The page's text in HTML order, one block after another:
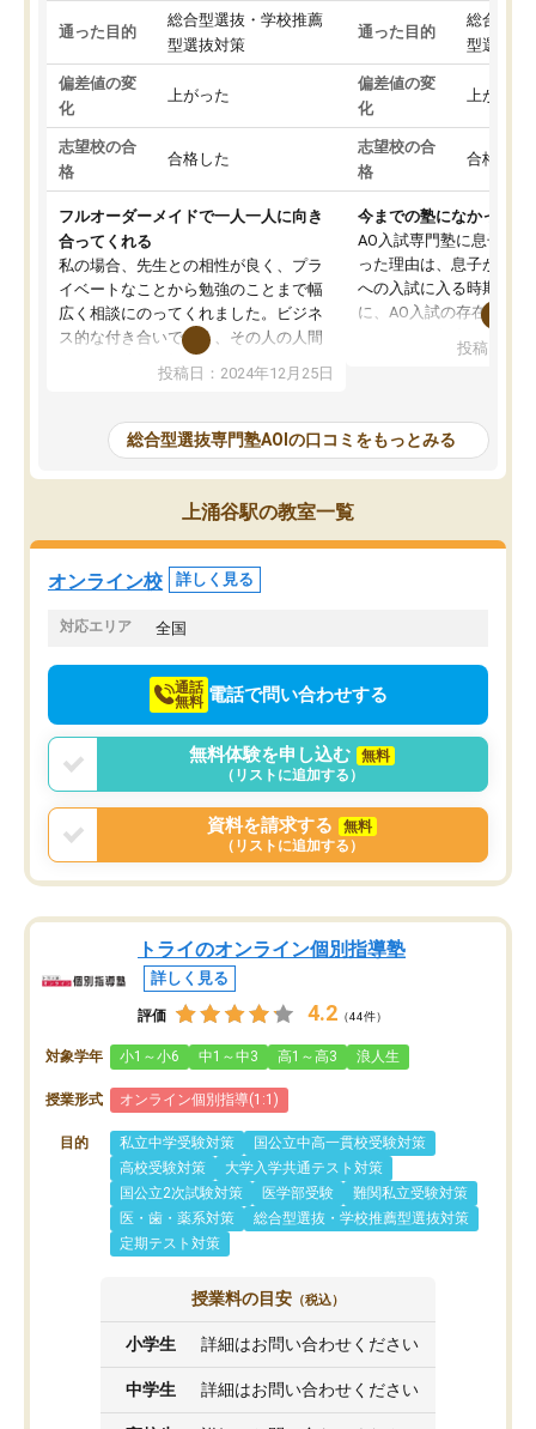
通った目的
総合型選抜・学校推薦
型選抜対策
偏差値の変
化
上がった
志望校の合
格
合格した
フルオーダーメイドで一人一人に向き
合ってくれる
私の場合、先生との相性が良く、プラ
イベートなことから勉強のことまで幅
広く相談にのってくれました。ビジネ
ス的な付き合いでなく、その人の人間
性までを適切に把握し、むきあってい
るなぁと強く感じることできました。
と相談すると、他の先生も紹介してく
ださり、客観的なアドバイスもいただ
くことができました（志望理由・自己
PR等の添削において）。そして、なに
より自習室が解放されている点がよか
ったです。友達と好きな時間に自習
し、お互いを高めあえる環境がありま
投稿日：2024年12月25日
通った目的
総合型選
型選抜対
偏差値の変
化
上がった
志望校の合
格
合格した
今までの塾になかった
AO入試専門塾に息子を
った理由は、息子が高校
への入試に入る時期に差
に、AO入試の存在を息
たことから、AOIに入塾
で、AO入試を改めて知
それに対しての具体的な
ことでした。更に子供の
けてらっしゃいますので
投稿日：
総合型選抜専門塾AOIの口コミをもっとみる
上涌谷駅の教室一覧
オンライン校 詳しく見る
対応エリア 全国
通話
無料 電話で問い合わせする
無料体験を申し込む
無料
（リストに追加する）
資料を請求する
無料
（リストに追加する）
トライのオンライン個別指導塾
詳しく見る
評価 4.2 （44件）
対象学年 小1～小6 中1～中3 高1～高3 浪人生
授業形式 オンライン個別指導(1:1)
目的 私立中学受験対策
国公立中高一貫校受験対策
高校受験対策
大学入学共通テスト対策
国公立2次試験対策
医学部受験
難関私立受験対策
医・歯・薬系対策
総合型選抜・学校推薦型選抜対策
定期テスト対策
授業料の目安 （税込）
小学生 詳細はお問い合わせください
中学生 詳細はお問い合わせください